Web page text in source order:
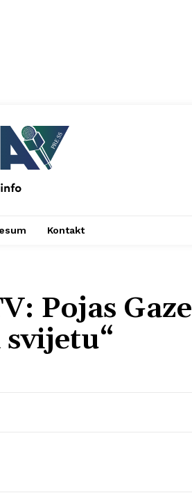
PRESS
Kontakt
Pojas Gaze